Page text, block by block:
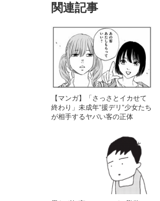
関連記事
【マンガ】「さっさとイカせて
終わり」未成年”援デリ”少女たち
が相手するヤバい客の正体